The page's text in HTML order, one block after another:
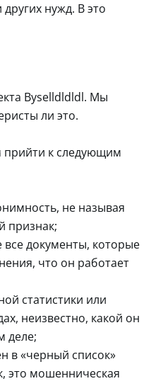
нужд. В это
Byselldldldl. Мы
ли это.
к следующим
не называя
признак;
все документы, которые
что он работает
статистики или
неизвестно, какой он
деле;
в «черный список»
это мошенническая